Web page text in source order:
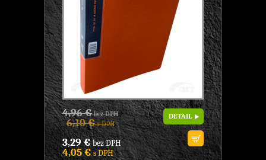
4,96 €bez DPH
6,10 €s DPH
3,29 €bez DPH
4,05 €s DPH
DETAIL